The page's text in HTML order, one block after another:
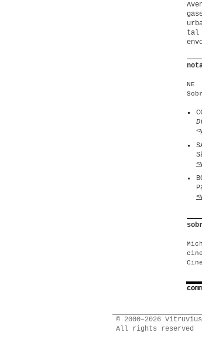
tal
NE
<
© 2000–2026 Vitruvius
All rights reserved